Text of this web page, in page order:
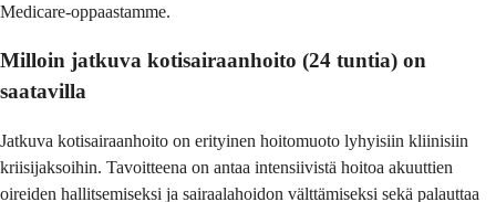
Medicare-oppaastamme.
Milloin jatkuva kotisairaanhoito (24 tuntia) on
saatavilla
Jatkuva kotisairaanhoito on erityinen hoitomuoto lyhyisiin kliinisiin
kriisijaksoihin. Tavoitteena on antaa intensiivistä hoitoa akuuttien
oireiden hallitsemiseksi ja sairaalahoidon välttämiseksi sekä palauttaa